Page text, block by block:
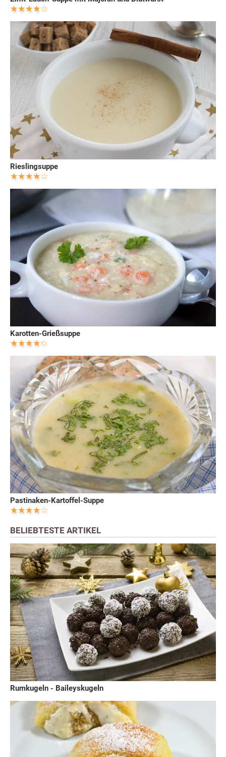
Rieslingsuppe
Karotten-Grießsuppe
Pastinaken-Kartoffel-Suppe
BELIEBTESTE ARTIKEL
Rumkugeln - Baileyskugeln